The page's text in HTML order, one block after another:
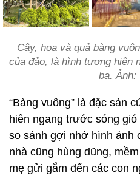
Cây, hoa và quả bàng
của đảo, là hình tượng hiên
ba. Ảnh:
“Bàng vuông” là đặc sản
hiên ngang trước sóng
so sánh gợi nhớ hình ảnh
nhà cũng hùng dũng,
mẹ gửi gắm đến các con